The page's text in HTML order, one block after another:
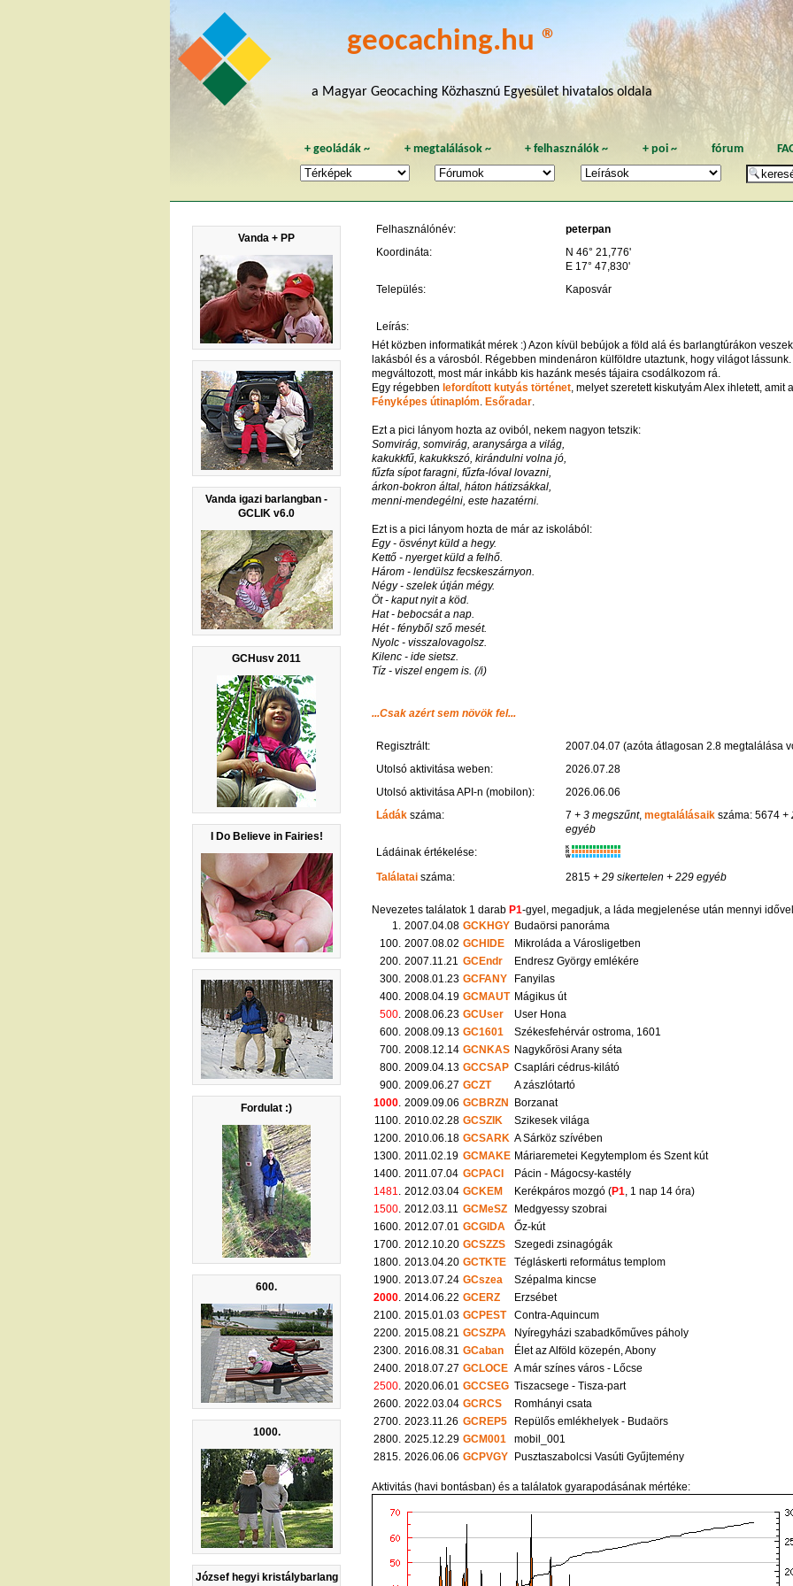
geocaching.hu ®
a Magyar Geocaching Közhasznú Egyesület hivatalos oldala
+geoládák ~ + megtalálások~ +felhasználók ~ + poi~ fórum
Vanda + PP
Vanda igazi barlangban -
GCLIK v6.0
GCHusv 2011
I Do Believe in Fairies!
Fordulat :)
600.
1000.
József hegyi kristálybarlang
Felhasználónév:
peterpan
Koordináta:
N 46° 21,776'
E 17° 47,830'
Település:
Kaposvár
Leírás:
Hét közben informatikát mérek :) Azon kívül bebújok a föld alá és barlangtúrákon
lakásból és a városból. Régebben mindenáron külföldre utaztunk, hogy világot
megváltozott, most már inkább kis hazánk mesés tájaira csodálkozom rá.
Egy régebbenlefordított kutyás történet , melyet szeretett kiskutyám Alex ihletett, amit
Fényképes útinaplóm .Esőradar
Ezt a pici lányom hozta az oviból, nekem nagyon tetszik:
Somvirág, somvirág, aranysárga a világ,
kakukkfű, kakukkszó, kirándulni volna jó,
fűzfa sípot faragni, fűzfa-lóval lovazni,
árkon-bokron által, háton hátizsákkal,
menni-mendegélni, este hazatérni.
Ezt is a pici lányom hozta de már az iskolából:
Egy - ösvényt küld a hegy.
Kettő - nyerget küld a felhő.
Három - lendülsz fecskeszárnyon.
Négy - szelek útján mégy.
Öt - kaput nyit a köd.
Hat - bebocsát a nap.
Hét - fényből sző mesét.
Nyolc - visszalovagolsz.
Kilenc - ide sietsz.
Tíz - viszel engem is. (/i)
...Csak azért sem növök fel...
Regisztrált:
2007.04.07 (azóta átlagosan 2.8 megtalálása
Utolsó aktivitása weben:
2026.07.28
Utolsó aktivitása API-n (mobilon):
2026.06.06
Ládák száma: 7 + 3 megszűnt, megtalálásaikszáma: 5674+
egyéb
Ládáinak értékelése:
K
R
W
Találatai száma: 2815+ 29 sikertelen + 229 egyéb
Nevezetes találatok 1 darabP1-gyel, megadjuk, a láda megjelenése után mennyi idővel
1.
2007.04.08 GCKHGY Budaörsi panoráma
100. 2007.08.02 GCHIDE
Mikroláda a Városligetben
200. 2007.11.21 GCEndr
Endresz György emlékére
300. 2008.01.23 GCFANY
Fanyilas
400. 2008.04.19 GCMAUT Mágikus út
500 2008.06.23 GCUser
User Hona
600. 2008.09.13 GC1601
Székesfehérvár ostroma, 1601
700. 2008.12.14 GCNKAS Nagykőrösi Arany séta
800. 2009.04.13 GCCSAP Csaplári cédrus-kilátó
900. 2009.06.27 GCZT
A zászlótartó
1000 2009.09.06 GCBRZN Borzanat
1100. 2010.02.28 GCSZIK
Szikesek világa
1200. 2010.06.18 GCSARK A Sárköz szívében
1300. 2011.02.19 GCMAKE Máriaremetei Kegytemplom és Szent kút
1400. 2011.07.04 GCPACI
Pácin - Mágocsy-kastély
1481
2012.03.04 GCKEM Kerékpáros mozgó (P1 , 1 nap 14 óra)
1500 2012.03.11 GCMeSZ
Medgyessy szobrai
1600. 2012.07.01 GCGIDA
Őz-kút
1700. 2012.10.20 GCSZZS
Szegedi zsinagógák
1800. 2013.04.20 GCTKTE
Tégláskerti református templom
1900. 2013.07.24 GCszea
Szépalma kincse
2000 2014.06.22 GCERZ
Erzsébet
2100. 2015.01.03 GCPEST
Contra-Aquincum
2200. 2015.08.21 GCSZPA
Nyíregyházi szabadkőműves páholy
2300. 2016.08.31 GCaban
Élet az Alföld közepén, Abony
2400. 2018.07.27 GCLOCE A már színes város - Lőcse
2500 2020.06.01 GCCSEG Tiszacsege - Tisza-part
2600. 2022.03.04 GCRCS
Romhányi csata
2700. 2023.11.26 GCREP5
Repülős emlékhelyek - Budaörs
2800. 2025.12.29 GCM001
mobil_001
2815. 2026.06.06 GCPVGY Pusztaszabolcsi Vasúti Gyűjtemény
Aktivitás (havi bontásban) és a találatok gyarapodásának mértéke: